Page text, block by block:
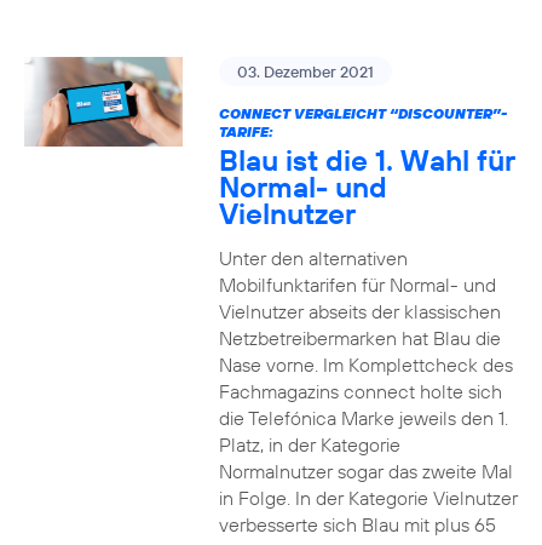
03. Dezember 2021
CONNECT VERGLEICHT “DISCOUNTER”-
TARIFE:
Blau ist die 1. Wahl für
Normal- und
Vielnutzer
Unter den alternativen
Mobilfunktarifen für Normal- und
Vielnutzer abseits der klassischen
Netzbetreibermarken hat Blau die
Nase vorne. Im Komplettcheck des
Fachmagazins connect holte sich
die Telefónica Marke jeweils den 1.
Platz, in der Kategorie
Normalnutzer sogar das zweite Mal
in Folge. In der Kategorie Vielnutzer
verbesserte sich Blau mit plus 65